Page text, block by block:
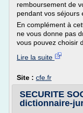
remboursement de
pendant vos séjours
En complément à
ne vous donne pas
vous pouvez choisir
Lire la suite
Site : cfe.fr
SECURITE
dictionnaire-